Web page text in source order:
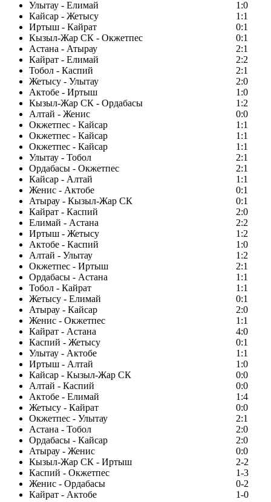
Улытау - Елимай
1:0
Кайсар - Жетысу
1:1
Иртыш - Кайрат
0:1
Кызыл-Жар СК - Окжетпес
0:1
Астана - Атырау
2:1
Кайрат - Елимай
2:2
Тобол - Каспий
2:1
Жетысу - Улытау
2:0
Актобе - Иртыш
1:0
Кызыл-Жар СК - Ордабасы
1:2
Алтай - Женис
0:0
Окжетпес - Кайсар
1:1
Окжетпес - Кайсар
1:1
Окжетпес - Кайсар
1:1
Улытау - Тобол
2:1
Ордабасы - Окжетпес
2:1
Кайсар - Алтай
1:1
Женис - Актобе
0:1
Атырау - Кызыл-Жар СК
0:1
Кайрат - Каспий
2:0
Елимай - Астана
2:2
Иртыш - Жетысу
1:2
Актобе - Каспий
1:0
Алтай - Улытау
1:2
Окжетпес - Иртыш
2:1
Ордабасы - Астана
1:1
Тобол - Кайрат
1:1
Жетысу - Елимай
0:1
Атырау - Кайсар
2:0
Женис - Окжетпес
1:1
Кайрат - Астана
4:0
Каспий - Жетысу
0:1
Улытау - Актобе
1:1
Иртыш - Алтай
1:0
Кайсар - Кызыл-Жар СК
0:0
Алтай - Каспий
0:0
Актобе - Елимай
1:4
Жетысу - Кайрат
0:0
Окжетпес - Улытау
2:1
Астана - Тобол
2:0
Ордабасы - Кайсар
2:0
Атырау - Женис
0:0
Кызыл-Жар СК - Иртыш
2-2
Каспий - Окжетпес
1-3
Женис - Ордабасы
0-2
Кайрат - Актобе
1-0